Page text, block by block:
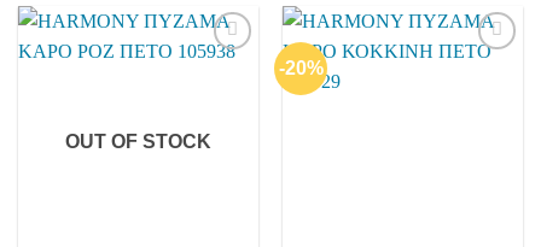
OUT OF STOCK
-20%